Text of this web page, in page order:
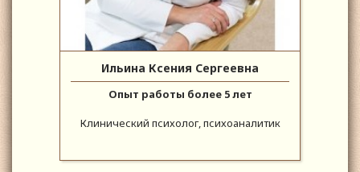
Ильина Ксения Сергеевна
Опыт работы более 5 лет
Клинический психолог, психоаналитик